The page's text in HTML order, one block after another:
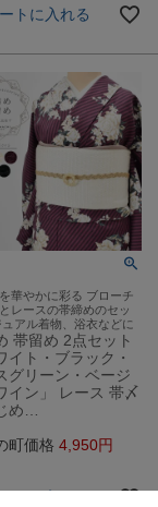
トに入れる
華やかに彩る ブローチ
レースの帯締めのセッ
ュアル着物、浴衣などに
帯留め 2点セット
イト・ブラック・
グリーン・ベージ
イン」 レース 帯〆
め…
町価格 4,950